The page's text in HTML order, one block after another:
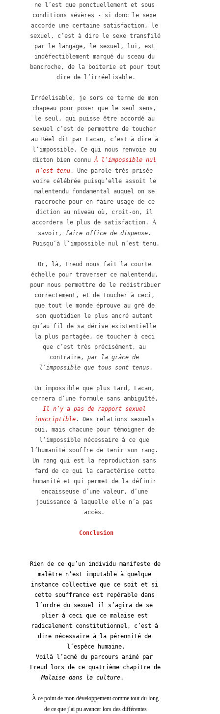
ne l’est que ponctuellement et sous
conditions sévères - si donc le sexe
accorde une certaine satisfaction, le
sexuel, c’est à dire le sexe transfilé
par le langage, le sexuel, lui, est
indéfectiblement marqué du sceau du
bancroche, de la boiterie et pour tout
dire de l’irréelisable.
Irréelisable, je sors ce terme de mon
chapeau pour poser que le seul sens,
le seul, qui puisse être accordé au
sexuel c’est de permettre de toucher
au Réel dit par Lacan, c’est à dire à
l’impossible. Ce qui nous renvoie au
dicton bien connu À l’impossible nul
n’est tenu. Une parole très prisée
voire célébrée puisqu’elle assoit le
malentendu fondamental auquel on se
raccroche pour en faire usage de ce
diction au niveau où, croit-on, il
accordera le plus de satisfaction. À
savoir, faire office de dispense.
Puisqu’à l’impossible nul n’est tenu.
Or, là, Freud nous fait la courte
échelle pour traverser ce malentendu,
pour nous permettre de le redistribuer
correctement, et de toucher à ceci,
que tout le monde éprouve au gré de
son quotidien le plus ancré autant
qu’au fil de sa dérive existentielle
la plus partagée, de toucher à ceci
que c’est très précisément, au
contraire, par la grâce de
l’impossible que tous sont tenus.
Un impossible que plus tard, Lacan,
cernera d’une formule sans ambiguïté,
Il n’y a pas de rapport sexuel
inscriptible. Des relations sexuels
oui, mais chacune pour témoigner de
l’impossible nécessaire à ce que
l’humanité souffre de tenir son rang.
Un rang qui est la reproduction sans
fard de ce qui la caractérise cette
humanité et qui permet de la définir
encaisseuse d’une valeur, d’une
jouissance à laquelle elle n’a pas
accès.
Conclusion
Rien de ce qu’un individu manifeste de
malêtre n’est imputable à quelque
instance collective que ce soit et si
cette souffrance est repérable dans
l’ordre du sexuel il s’agira de se
plier à ceci que ce malaise est
radicalement constitutionnel, c’est à
dire nécessaire à la pérennité de
l’espèce humaine.
Voilà l’acmé du parcours animé par
Malaise dans la culture.
À ce point de mon développement comme tout du long
de ce que j’ai pu avancer lors des différentes